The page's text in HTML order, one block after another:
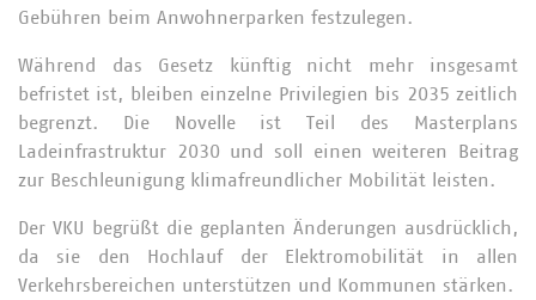
Gebühren beim Anwohnerparken festzulegen.
Während das Gesetz künftig nicht mehr insgesamt
befristet ist, bleiben einzelne Privilegien bis 2035 zeitlich
begrenzt. Die Novelle ist Teil des Masterplans
Ladeinfrastruktur 2030 und soll einen weiteren Beitrag
zur Beschleunigung klimafreundlicher Mobilität leisten.
Der VKU begrüßt die geplanten Änderungen ausdrücklich,
da sie den Hochlauf der Elektromobilität in allen
Verkehrsbereichen unterstützen und Kommunen stärken.